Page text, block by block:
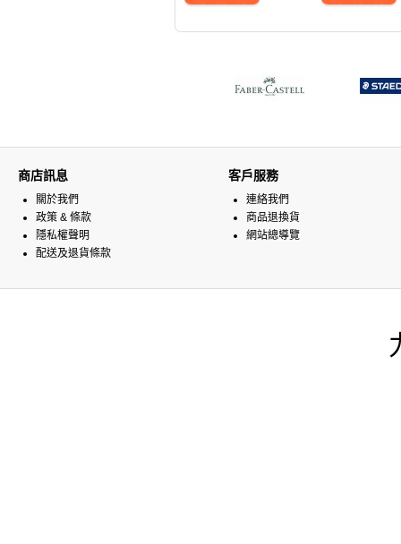
商店訊息
關於我們
政策 & 條款
隱私權聲明
配送及退貨條款
客戶服務
連絡我們
商品退換貨
網站總導覽